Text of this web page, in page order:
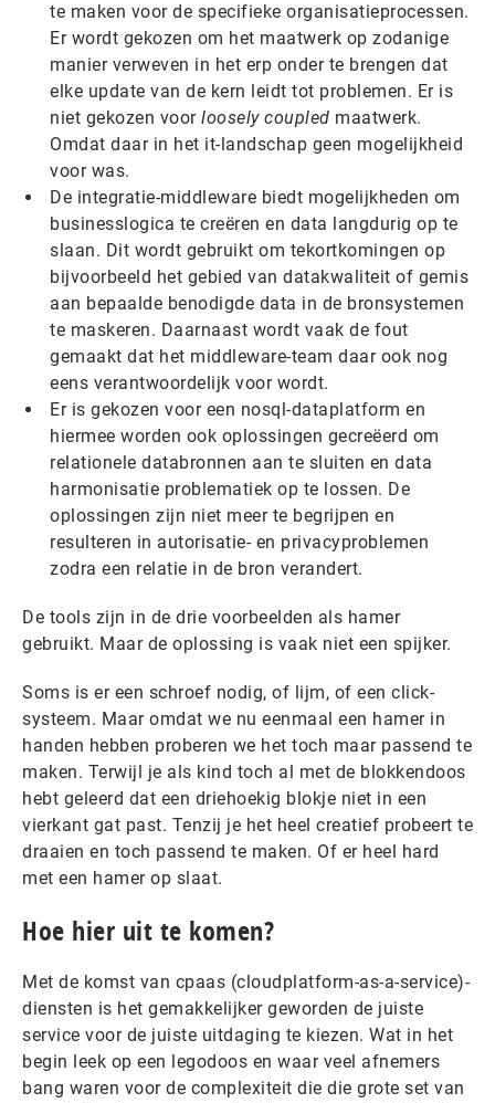
te maken voor de specifieke organisatieprocessen.
Er wordt gekozen om het maatwerk op zodanige
manier verweven in het erp onder te brengen dat
elke update van de kern leidt tot problemen. Er is
niet gekozen voor loosely coupled maatwerk.
Omdat daar in het it-landschap geen mogelijkheid
voor was.
De integratie-middleware biedt mogelijkheden om
businesslogica te creëren en data langdurig op te
slaan. Dit wordt gebruikt om tekortkomingen op
bijvoorbeeld het gebied van datakwaliteit of gemis
aan bepaalde benodigde data in de bronsystemen
te maskeren. Daarnaast wordt vaak de fout
gemaakt dat het middleware-team daar ook nog
eens verantwoordelijk voor wordt.
Er is gekozen voor een nosql-dataplatform en
hiermee worden ook oplossingen gecreëerd om
relationele databronnen aan te sluiten en data
harmonisatie problematiek op te lossen. De
oplossingen zijn niet meer te begrijpen en
resulteren in autorisatie- en privacyproblemen
zodra een relatie in de bron verandert.
De tools zijn in de drie voorbeelden als hamer
gebruikt. Maar de oplossing is vaak niet een spijker.
Soms is er een schroef nodig, of lijm, of een click-
systeem. Maar omdat we nu eenmaal een hamer in
handen hebben proberen we het toch maar passend te
maken. Terwijl je als kind toch al met de blokkendoos
hebt geleerd dat een driehoekig blokje niet in een
vierkant gat past. Tenzij je het heel creatief probeert te
draaien en toch passend te maken. Of er heel hard
met een hamer op slaat.
Hoe hier uit te komen?
Met de komst van cpaas (cloudplatform-as-a-service)-
diensten is het gemakkelijker geworden de juiste
service voor de juiste uitdaging te kiezen. Wat in het
begin leek op een legodoos en waar veel afnemers
bang waren voor de complexiteit die die grote set van